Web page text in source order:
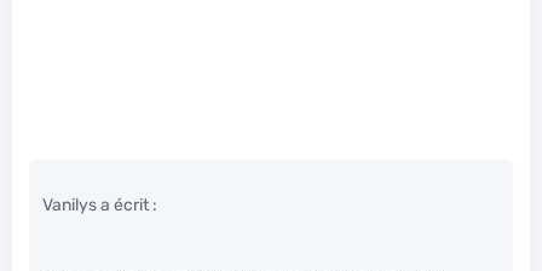
Vanilys a écrit :